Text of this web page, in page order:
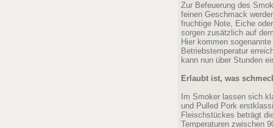
Zur Befeuerung des
feinen Geschmack
fruchtige Note, Eiche
sorgen zusätzlich auf
Hier kommen
Betriebstemperatur
kann nun über Stunden
Erlaubt ist, was
Im Smoker lassen sich
und Pulled Pork
Fleischstückes beträgt
Temperaturen zwischen